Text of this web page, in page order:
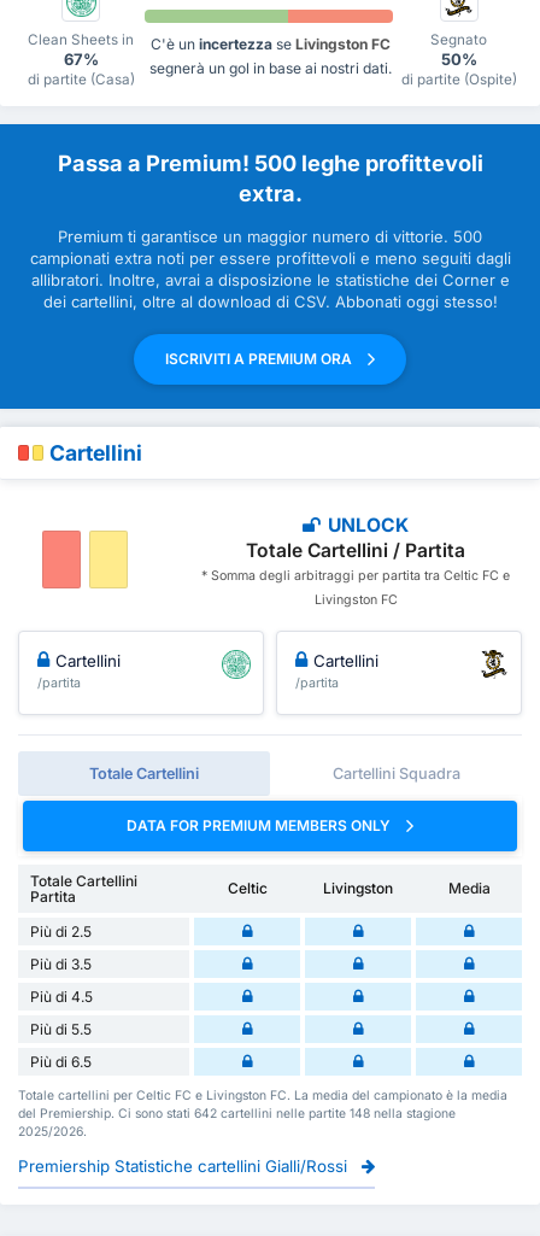
Clean Sheets in
67%
di partite (Casa)
C'è un incertezzase Livingston FC
segnerà un gol in base ai nostri dati.
Segnato
50%
di partite (Ospite)
Passa a Premium! 500 leghe profittevoli
extra.
Premium ti garantisce un maggior numero di vittorie. 500
campionati extra noti per essere profittevoli e meno seguiti dagli
allibratori. Inoltre, avrai a disposizione le statistiche dei Corner e
dei cartellini, oltre al download di CSV. Abbonati oggi stesso!
ISCRIVITI A PREMIUM ORA
Cartellini
UNLOCK
Totale Cartellini / Partita
* Somma degli arbitraggi per partita tra Celtic FC e
Livingston FC
Cartellini
/partita
Cartellini
/partita
Totale Cartellini Cartellini Squadra
DATA FOR PREMIUM MEMBERS ONLY
Totale Cartellini
Partita
Celtic Livingston Media
Più di 2.5
Più di 3.5
Più di 4.5
Più di 5.5
Più di 6.5
Totale cartellini per Celtic FC e Livingston FC. La media del campionato è la media
del Premiership. Ci sono stati 642 cartellini nelle partite 148 nella stagione
2025/2026.
Premiership Statistiche cartellini Gialli/Rossi